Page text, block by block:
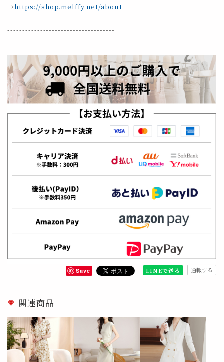
→https://shop.melffy.net/about
------------------------------------
Save LINEで送る 通報する
関連商品